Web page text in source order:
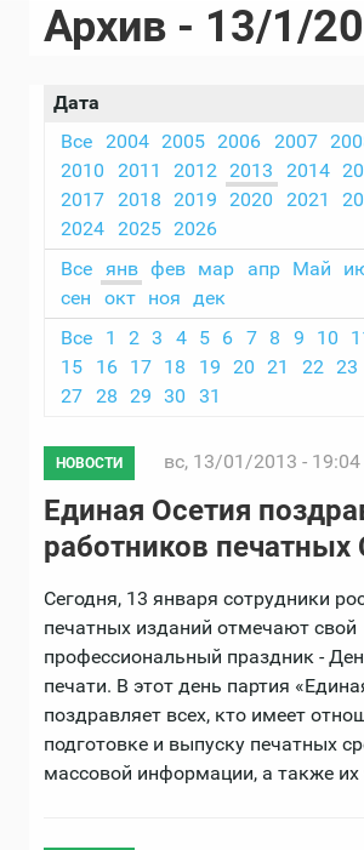
Архив - 13/1/
Дата
Все
2004 2005 2006 2007
2010
2011 2012 2013 2014
2017
2018 2019 2020 2021
2024
2025
2026
Все янв фев мар апр Май
сен
окт ноя дек
Все
1 2 3 4 5 6 7 8 9 10
15
16 17 18 19 20 21 22 23
27
28 29 30 31
НОВОСТИ вс, 13/01/2013 - 19:04
Единая Осетия
работников
Сегодня, 13 января сотрудники
печатных изданий отмечают свой
профессиональный праздник -
печати. В этот день партия
поздравляет всех, кто имеет
подготовке и выпуску печатных
массовой информации, а также их